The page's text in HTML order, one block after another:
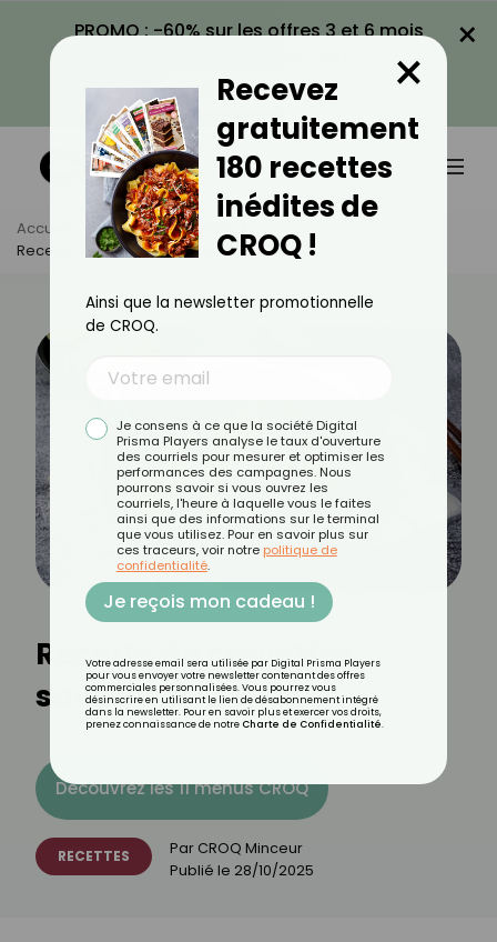
PROMO : -60% sur les offres 3 et 6 mois
VOIR LA PROMO
×
Accueil Actus
Recettes
Recette De Crevettes Sautées À La Thaï
Recette de crevettes
sautées à la thaï
Découvrez les 11 menus CROQ
RECETTES Par CROQ Minceur
Publié le 28/10/2025
Recevez
gratuitement
180 recettes
inédites de
CROQ !
×
Ainsi que la newsletter promotionnelle
de CROQ.
Je consens à ce que la société Digital
Prisma Players analyse le taux d'ouverture
des courriels pour mesurer et optimiser les
performances des campagnes. Nous
pourrons savoir si vous ouvrez les
courriels, l'heure à laquelle vous le faites
ainsi que des informations sur le terminal
que vous utilisez. Pour en savoir plus sur
ces traceurs, voir notre politique de
confidentialité.
Je reçois mon cadeau !
Votre adresse email sera utilisée par Digital Prisma Players
pour vous envoyer votre newsletter contenant des offres
commerciales personnalisées. Vous pourrez vous
désinscrire en utilisant le lien de désabonnement intégré
dans la newsletter. Pour en savoir plus et exercer vos droits,
prenez connaissance de notre Charte de Confidentialité.